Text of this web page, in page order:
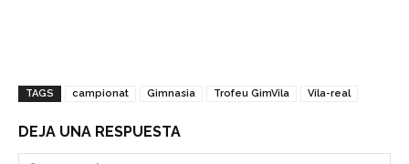
TAGS campionat Gimnasia Trofeu GimVila Vila-real
DEJA UNA RESPUESTA